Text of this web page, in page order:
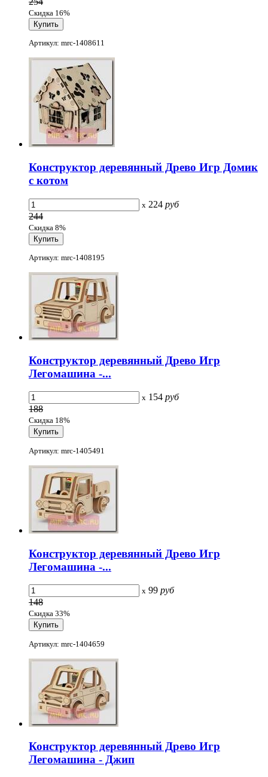
Скидка 16%
Артикул: mrc-1408611
Конструктор деревянный Древо Игр Домик
c котом
x 224 руб
244
Скидка 8%
Артикул: mrc-1408195
Конструктор деревянный Древо Игр
Легомашина -...
x 154 руб
188
Скидка 18%
Артикул: mrc-1405491
Конструктор деревянный Древо Игр
Легомашина -...
x 99 руб
148
Скидка 33%
Артикул: mrc-1404659
Конструктор деревянный Древо Игр
Легомашина - Джип